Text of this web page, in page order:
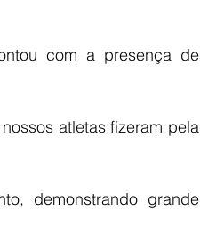
com a presença de
atletas fizeram pela
demonstrando grande